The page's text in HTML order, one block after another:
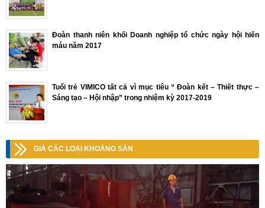
Đoàn thanh niên khối Doanh nghiệp tổ chức ngày hội hiến
máu năm 2017
Tuổi trẻ VIMICO tất cả vì mục tiêu “ Đoàn kết – Thiết thực –
Sáng tạo – Hội nhập” trong nhiệm kỳ 2017-2019
GIÁ CÁC LOẠI KHOÁNG SẢN